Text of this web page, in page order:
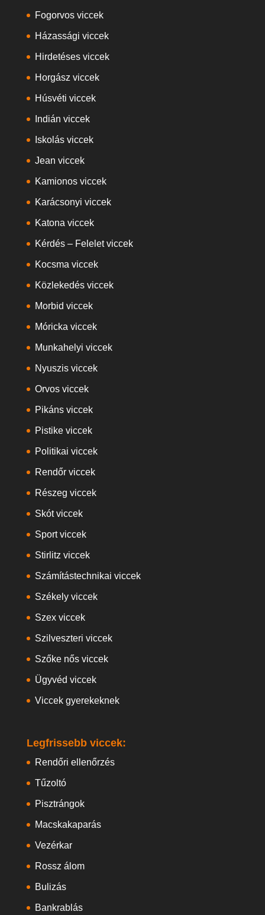
Fogorvos viccek
Házassági viccek
Hirdetéses viccek
Horgász viccek
Húsvéti viccek
Indián viccek
Iskolás viccek
Jean viccek
Kamionos viccek
Karácsonyi viccek
Katona viccek
Kérdés – Felelet viccek
Kocsma viccek
Közlekedés viccek
Morbid viccek
Móricka viccek
Munkahelyi viccek
Nyuszis viccek
Orvos viccek
Pikáns viccek
Pistike viccek
Politikai viccek
Rendőr viccek
Részeg viccek
Skót viccek
Sport viccek
Stirlitz viccek
Számítástechnikai viccek
Székely viccek
Szex viccek
Szilveszteri viccek
Szőke nős viccek
Ügyvéd viccek
Viccek gyerekeknek
Legfrissebb viccek:
Rendőri ellenőrzés
Tűzoltó
Pisztrángok
Macskakaparás
Vezérkar
Rossz álom
Bulizás
Bankrablás